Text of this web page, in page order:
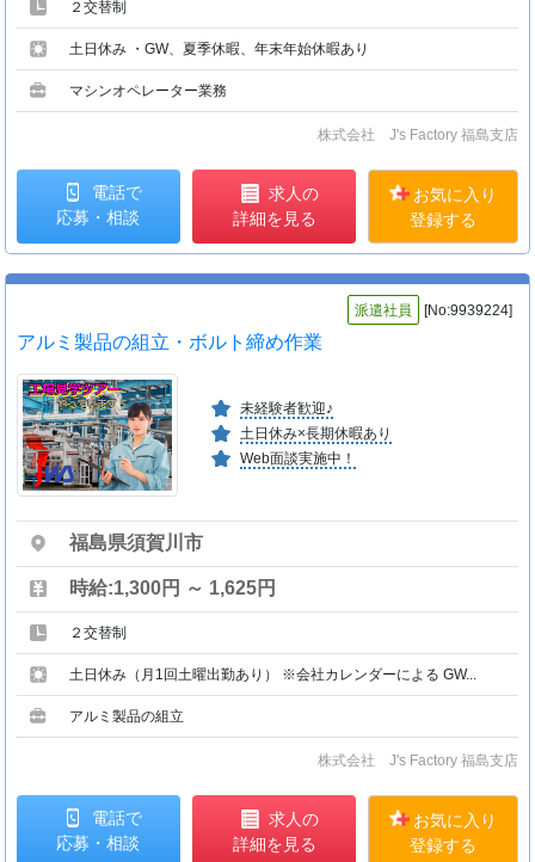
２交替制
土日休み ・GW、夏季休暇、年末年始休暇あり
マシンオペレーター業務
株式会社 J's Factory 福島支店
電話で
応募・相談
求人の
詳細を見る
お気に入り
登録する
派遣社員 [No:9939224]
アルミ製品の組立・ボルト締め作業
未経験者歓迎♪
土日休み×長期休暇あり
Web面談実施中！
福島県須賀川市
時給:1,300円 ～ 1,625円
２交替制
土日休み（月1回土曜出勤あり） ※会社カレンダーによる GW...
アルミ製品の組立
株式会社 J's Factory 福島支店
電話で
応募・相談
求人の
詳細を見る
お気に入り
登録する